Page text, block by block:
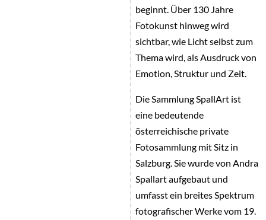
beginnt. Über 130 Jahre
Fotokunst hinweg wird
sichtbar, wie Licht selbst zum
Thema wird, als Ausdruck von
Emotion, Struktur und Zeit.
Die Sammlung SpallArt ist
eine bedeutende
österreichische private
Fotosammlung mit Sitz in
Salzburg. Sie wurde von Andra
Spallart aufgebaut und
umfasst ein breites Spektrum
fotografischer Werke vom 19.